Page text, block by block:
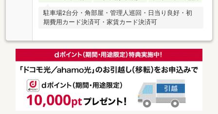
駐車場2台分・角部屋・管理人巡回・日当り良好・初
期費用カード決済可・家賃カード決済可